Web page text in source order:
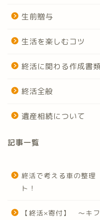
生前贈与
生活を楽しむコツ
終活に関わる作成書類
終活全般
遺産相続について
記事一覧
終活で考える車の整
ト！
【終活×寄付】 ～キ